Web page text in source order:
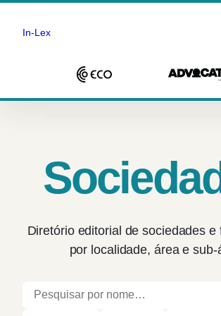
Saltar
In-Lex
Diretório editorial de sociedades e
por localidade, área e sub-